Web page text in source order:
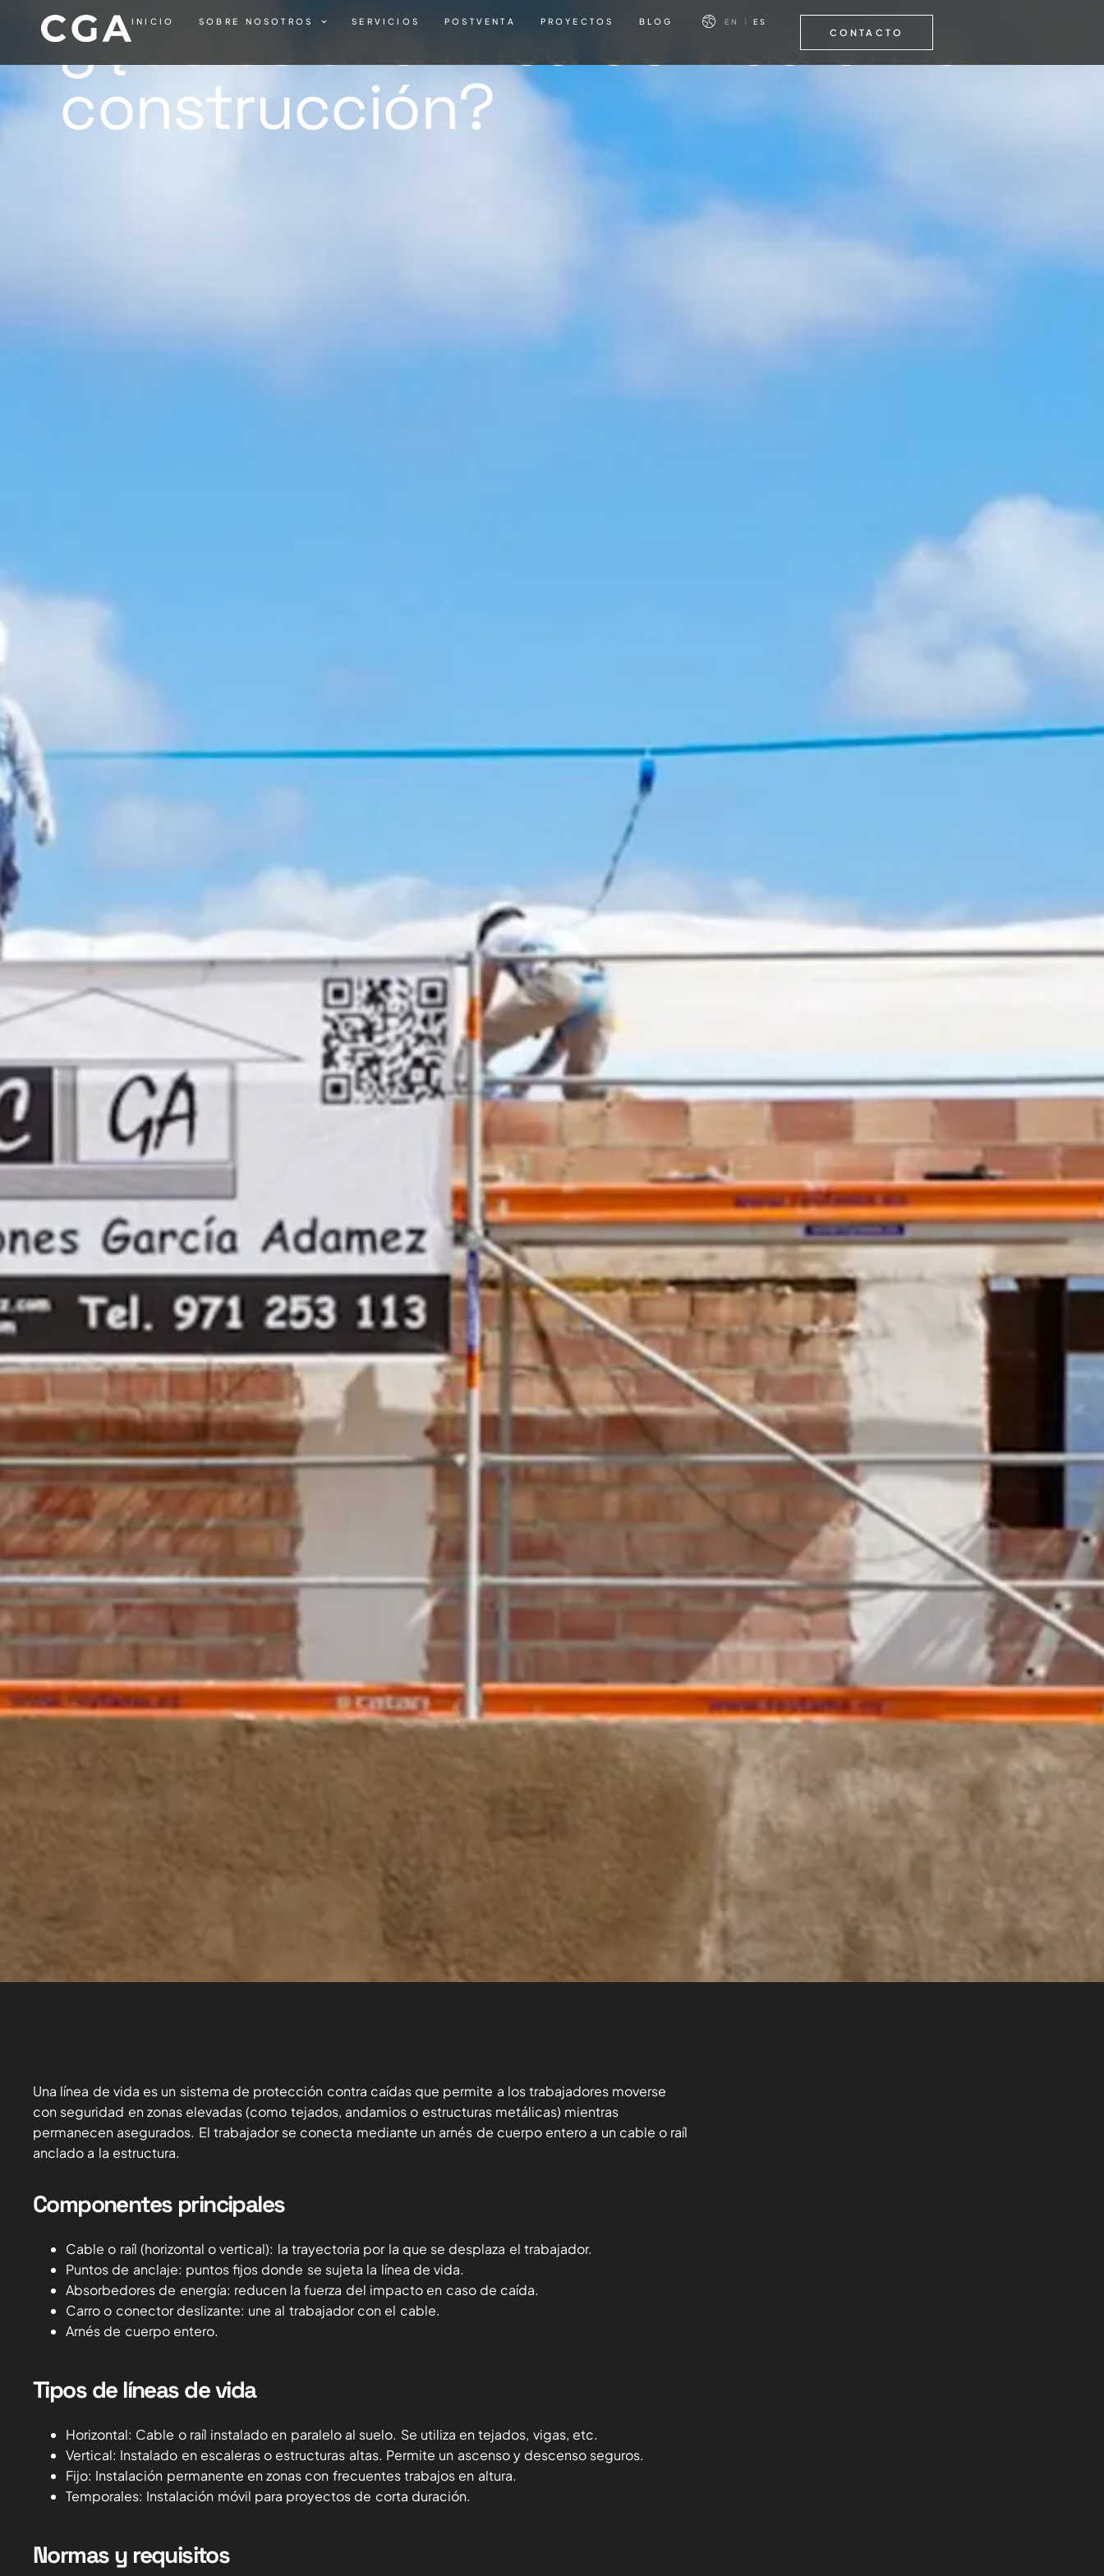
INICIO SOBRE NOSOTROS SERVICIOS POSTVENTA PROYECTOS BLOG ENGLISHESPAÑOL
CONTACTO
¿Qué es una línea de vida en la
construcción?
Una línea de vida es un sistema de protección contra caídas que permite a los trabajadores moverse
con seguridad en zonas elevadas (como tejados, andamios o estructuras metálicas) mientras
permanecen asegurados. El trabajador se conecta mediante un arnés de cuerpo entero a un cable o raíl
anclado a la estructura.
Componentes principales
Cable o raíl (horizontal o vertical): la trayectoria por la que se desplaza el trabajador.
Puntos de anclaje: puntos fijos donde se sujeta la línea de vida.
Absorbedores de energía: reducen la fuerza del impacto en caso de caída.
Carro o conector deslizante: une al trabajador con el cable.
Arnés de cuerpo entero.
Tipos de líneas de vida
Horizontal: Cable o raíl instalado en paralelo al suelo. Se utiliza en tejados, vigas, etc.
Vertical: Instalado en escaleras o estructuras altas. Permite un ascenso y descenso seguros.
Fijo: Instalación permanente en zonas con frecuentes trabajos en altura.
Temporales: Instalación móvil para proyectos de corta duración.
Normas y requisitos